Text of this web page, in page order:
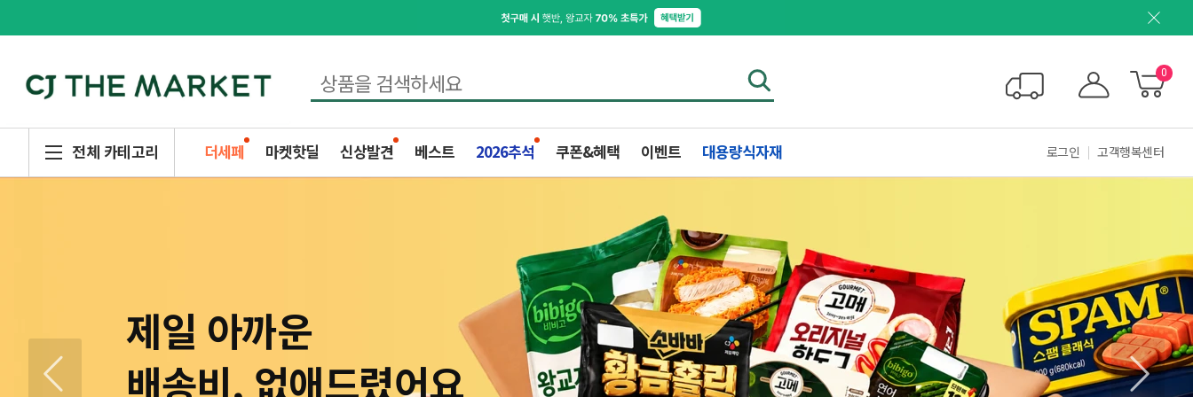
0
전체 카테고리 더세페 마켓핫딜 신상발견 베스트 2026추석 쿠폰&혜택 이벤트 대용량식자재 로그인 고객행복센터
8월 더세페
최대 75% 할인
인생에 딱 한번 받는
할인 혜택
제일 아까운
배송비, 없애드렸어요
오늘만 이 가격
라방 구성 그대로
지금 더세페에서만!
8월 셀렉션 구매혜택
추석 선물세트
사전예약 할인받기
생선구이 먹으려고
두팔 들고 대기중
썸머 건강관리
닥터뉴트리와 함께
계곡 캠핑
여름 여행 준비해요
햇반 환승 EVENT
미니 햇반 출시
강원도 굽이굽이
맛도리템 찾아왔어요
폭염경보
여름나기 냉면 SET
우리 믿지?
백설 파스타 소스
CJ 공식몰 대량구매
최대 56% 할인